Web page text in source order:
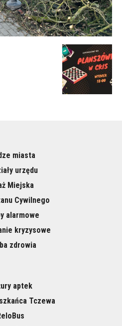
miasta
urzędu
Miejska
Cywilnego
alarmowe
kryzysowe
zdrowia
aptek
Tczewa